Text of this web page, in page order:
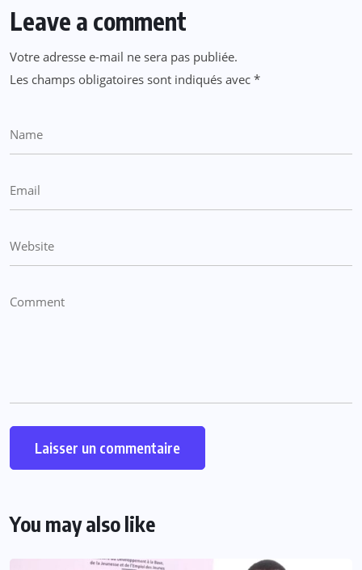
Leave a comment
Votre adresse e-mail ne sera pas publiée.
Les champs obligatoires sont indiqués avec *
You may also like